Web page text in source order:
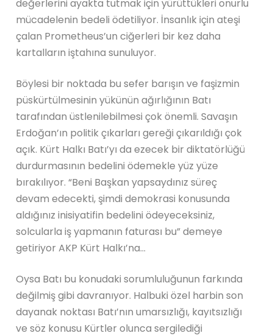
değerlerini ayakta tutmak için yürüttükleri onurlu
mücadelenin bedeli ödetiliyor. İnsanlık için ateşi
çalan Prometheus’un ciğerleri bir kez daha
kartalların iştahına sunuluyor.
Böylesi bir noktada bu sefer barışın ve faşizmin
püskürtülmesinin yükünün ağırlığının Batı
tarafından üstlenilebilmesi çok önemli. Savaşın
Erdoğan’ın politik çıkarları gereği çıkarıldığı çok
açık. Kürt Halkı Batı’yı da ezecek bir diktatörlüğü
durdurmasının bedelini ödemekle yüz yüze
bırakılıyor. “Beni Başkan yapsaydınız süreç
devam edecekti, şimdi demokrasi konusunda
aldığınız inisiyatifin bedelini ödeyeceksiniz,
solcularla iş yapmanın faturası bu” demeye
getiriyor AKP Kürt Halkı’na…
Oysa Batı bu konudaki sorumluluğunun farkında
değilmiş gibi davranıyor. Halbuki özel harbin son
dayanak noktası Batı’nın umarsızlığı, kayıtsızlığı
ve söz konusu Kürtler olunca sergilediği